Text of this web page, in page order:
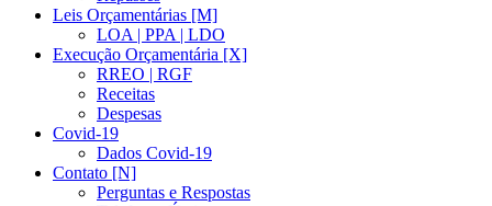
Leis Orçamentárias [M]
LOA | PPA | LDO
Execução Orçamentária [X]
RREO | RGF
Receitas
Despesas
Covid-19
Dados Covid-19
Contato [N]
Perguntas e Respostas